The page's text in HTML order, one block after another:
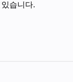
습니다.